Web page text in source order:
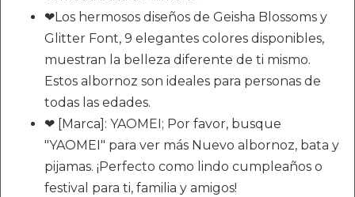
❤Los hermosos diseños de Geisha Blossoms y
Glitter Font, 9 elegantes colores disponibles,
muestran la belleza diferente de ti mismo.
Estos albornoz son ideales para personas de
todas las edades.
❤ [Marca]: YAOMEI; Por favor, busque
"YAOMEI" para ver más Nuevo albornoz, bata y
pijamas. ¡Perfecto como lindo cumpleaños o
festival para ti, familia y amigos!